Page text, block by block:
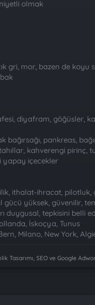
olmak
gri, mor, bazen de koyu
diyafram, göğüsler,
bağırsağı, pankreas,
kahverengi pirinç,
yapay içecekler
ithalat-ihracat, pilotluk,
gücü yüksek, güvenilir,
duygusal, tepkisini belli
İskoçya, Tunus
Milano, New York,
Tasarımı, SEO ve Google